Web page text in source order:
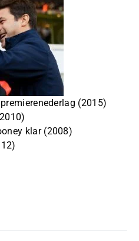
(2015)
klar (2008)